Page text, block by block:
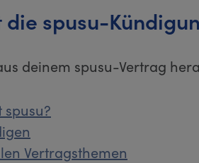
die spusu-
deinem spusu-Vertrag
spusu?
Vertragsthemen